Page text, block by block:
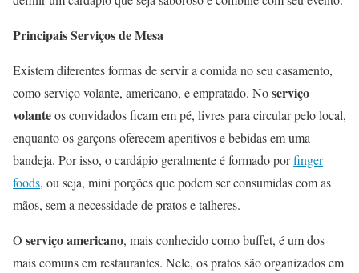
Principais Serviços de Mesa
Existem diferentes formas de servir a comida no seu casamento,
como serviço volante, americano, e empratado. Noserviço
volanteos convidados ficam em pé, livres para circular pelo local,
enquanto os garçons oferecem aperitivos e bebidas em uma
bandeja. Por isso, o cardápio geralmente é formado porfinger
foods, ou seja, mini porções que podem ser consumidas com as
mãos, sem a necessidade de pratos e talheres.
O serviço americano, mais conhecido como buffet, é um dos
mais comuns em restaurantes. Nele, os pratos são organizados em